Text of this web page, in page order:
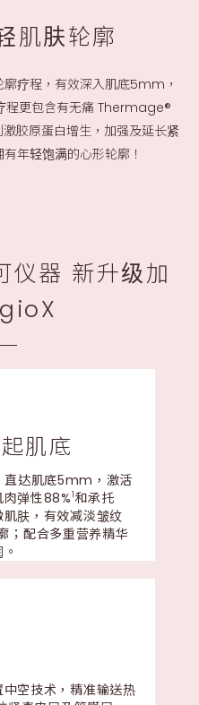
肌肤轮廓
廓疗程，有效深入肌底5mm，
程更包含有无痛 Thermage®
胶原蛋白增生，加强及延长紧
年轻饱满的心形轮廓！
仪器 新升级加
肌底
达肌底5mm，激活
弹性88%1和承托
肤，有效减淡皱纹
；配合多重营养精华
空技术，精准输送热